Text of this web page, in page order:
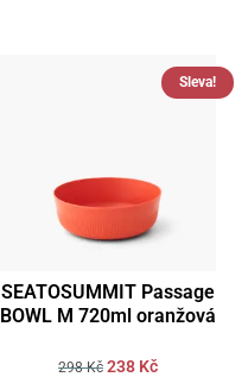
Sleva!
SEATOSUMMIT Passage
BOWL M 720ml oranžová
298Kč 238 Kč